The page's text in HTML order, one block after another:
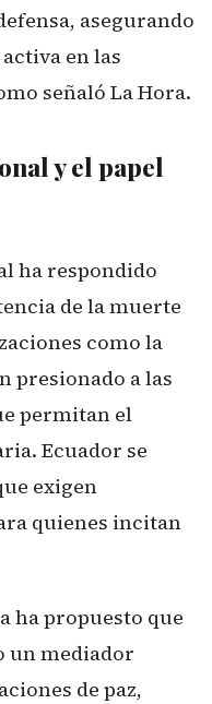
asegurando
en las
señaló La Hora.
y el papel
ha respondido
de la muerte
como la
presionado a las
permitan el
Ecuador se
exigen
quienes incitan
ha propuesto que
un mediador
de paz,